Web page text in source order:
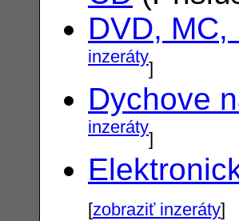
DVD, MC,
inzeráty]
Dychove
inzeráty]
[zobraziť inzeráty]